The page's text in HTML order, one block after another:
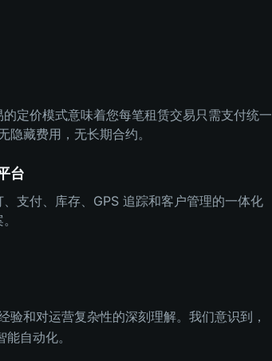
的定价模式意味着您每笔租赁交易只需支付统一
隐藏费用，无长期合约。
台
、支付、库存、GPS 追踪和客户管理的一体化
和对运营复杂性的深刻理解。我们意识到，
自动化。